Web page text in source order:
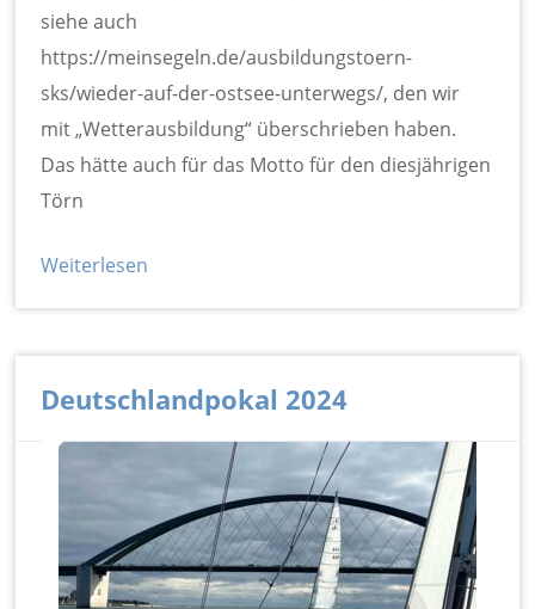
siehe auch
https://meinsegeln.de/ausbildungstoern-
sks/wieder-auf-der-ostsee-unterwegs/, den wir
mit „Wetterausbildung“ überschrieben haben.
Das hätte auch für das Motto für den diesjährigen
Törn
Weiterlesen
Deutschlandpokal 2024